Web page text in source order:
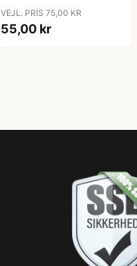
VEJL. PRIS 75,00 KR
55,00 kr